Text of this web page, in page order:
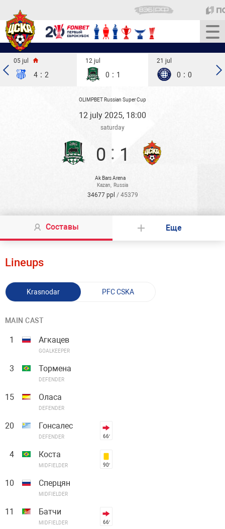
05 jul
4 : 2
12 jul
0 : 1
21 jul
0 : 0
OLIMPBET Russian Super Cup
12 july 2025, 18:00
saturday
0 : 1
Ak Bars Arena
Kazan
Russia
34677 ppl / 45379
Составы Еще
Lineups
Krasnodar PFC CSKA
MAIN CAST
1 Агкацев
GOALKEEPER
3 Тормена
DEFENDER
15 Оласа
DEFENDER
20 Гонсалес
DEFENDER 66′
4 Коста
MIDFIELDER 90′
10 Сперцян
MIDFIELDER
11 Батчи
MIDFIELDER 66′